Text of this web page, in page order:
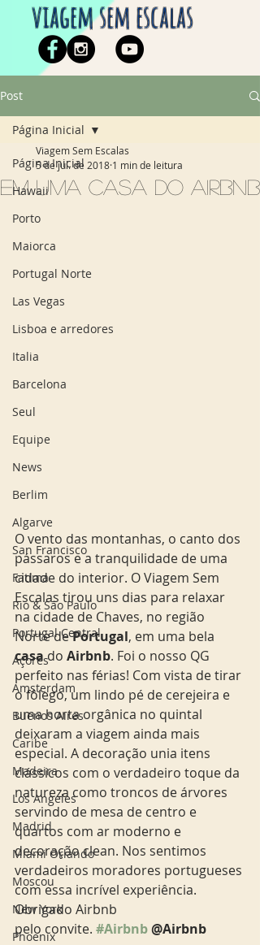
viagem sem escalas
Post
Página Inicial
Hawaii
Porto
Maiorca
Portugal Norte
Las Vegas
Lisboa e arredores
Italia
Barcelona
Seul
Equipe
News
Berlim
Algarve
San Francisco
Fatima
Rio & São Paulo
Portugal Central
Açores
Amsterdam
Buenos Aires
Caribe
Madeira
Los Angeles
Madrid
Miami Orlando
Moscou
New York
Phoenix
Página Inicial
Em uma casa do Airbnb
Viagem Sem Escalas
5 de jul. de 2018 1 min de leitura
O vento das montanhas, o canto dos
pássaros e a tranquilidade de uma
cidade do interior. O Viagem Sem
Escalas tirou uns dias para relaxar
na cidade de Chaves, no região
Norte de Portugal, em uma bela
casa do Airbnb. Foi o nosso QG
perfeito nas férias! Com vista de tirar
o fôlego, um lindo pé de cerejeira e
uma horta orgânica no quintal
deixaram a viagem ainda mais
especial. A decoração unia itens
clássicos com o verdadeiro toque da
natureza como troncos de árvores
servindo de mesa de centro e
quartos com ar moderno e
decoração clean. Nos sentimos
verdadeiros moradores portugueses
com essa incrível experiência.
Obrigado Airbnb
pelo convite. #Airbnb @Airbnb